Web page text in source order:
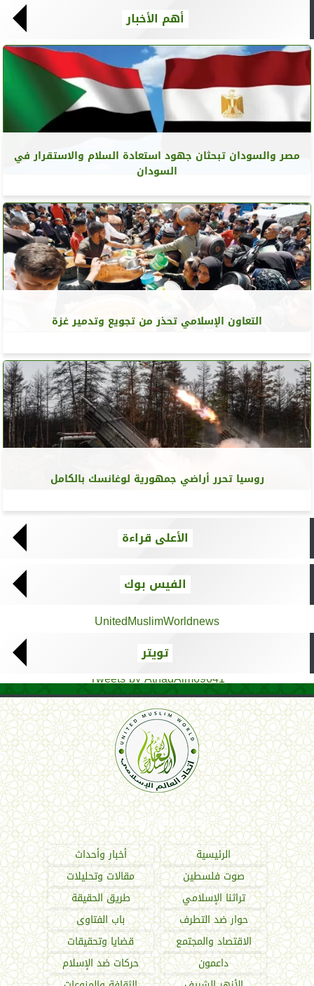
أهم الأخبار
مصر والسودان تبحثان جهود استعادة السلام والاستقرار في
السودان
التعاون الإسلامي تحذر من تجويع وتدمير غزة
روسيا تحرر أراضي جمهورية لوغانسك بالكامل
الأعلى قراءة
الفيس بوك
UnitedMuslimWorldnews
تويتر
Tweets by AthadAlm69641
اتحاد العالم الإسلامي
الرئيسية
أخبار وأحداث
صوت فلسطين
مقالات وتحليلات
تراثنا الإسلامي
طريق الحقيقة
حوار ضد التطرف
باب الفتاوى
الاقتصاد والمجتمع
قضايا وتحقيقات
داعمون
حركات ضد الإسلام